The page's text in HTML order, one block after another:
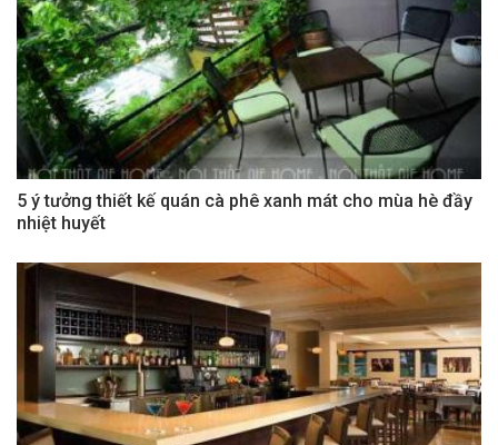
5 ý tưởng thiết kế quán cà phê xanh mát cho mùa hè đầy
nhiệt huyết